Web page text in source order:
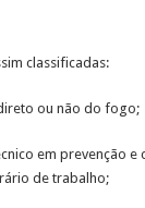
classificadas:
ou não do fogo;
em prevenção e
de trabalho;